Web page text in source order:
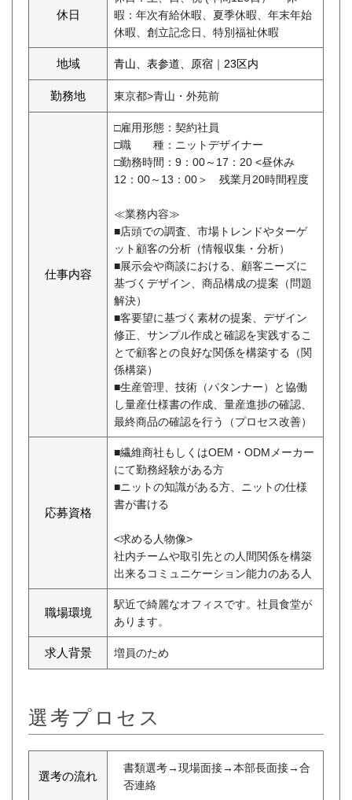
休日
暇：年次有給休暇、夏季休暇、年末年始
休暇、創立記念日、特別福祉休暇
地域 青山、表参道、原宿 ｜ 23区内
勤務地 東京都>青山・外苑前
仕事内容
□雇用形態：契約社員
□職 種：ニットデザイナー
□勤務時間：9：00～17：20 <昼休み
12：00～13：00＞ 残業月20時間程度
≪業務内容≫
■店頭での調査、市場トレンドやターゲ
ット顧客の分析（情報収集・分析）
■展示会や商談における、顧客ニーズに
基づくデザイン、商品構成の提案（問題
解決）
■客要望に基づく素材の提案、デザイン
修正、サンプル作成と確認を実践するこ
とで顧客との良好な関係を構築する（関
係構築）
■生産管理、技術（パタンナー）と協働
し量産仕様書の作成、量産進捗の確認、
最終商品の確認を行う（プロセス改善）
応募資格
■繊維商社もしくはOEM・ODMメーカー
にて勤務経験がある方
■ニットの知識がある方、ニットの仕様
書が書ける
<求める人物像>
社内チームや取引先との人間関係を構築
出来るコミュニケーション能力のある人
職場環境
駅近で綺麗なオフィスです。社員食堂が
あります。
求人背景 増員のため
選考プロセス
選考の流れ
書類選考→現場面接→本部長面接→合
否連絡